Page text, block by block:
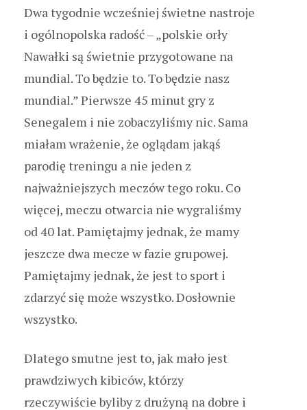
Dwa tygodnie wcześniej świetne nastroje
i ogólnopolska radość – „polskie orły
Nawałki są świetnie przygotowane na
mundial. To będzie to. To będzie nasz
mundial.” Pierwsze 45 minut gry z
Senegalem i nie zobaczyliśmy nic. Sama
miałam wrażenie, że oglądam jakąś
parodię treningu a nie jeden z
najważniejszych meczów tego roku. Co
więcej, meczu otwarcia nie wygraliśmy
od 40 lat. Pamiętajmy jednak, że mamy
jeszcze dwa mecze w fazie grupowej.
Pamiętajmy jednak, że jest to sport i
zdarzyć się może wszystko. Dosłownie
wszystko.
Dlatego smutne jest to, jak mało jest
prawdziwych kibiców, którzy
rzeczywiście byliby z drużyną na dobre i